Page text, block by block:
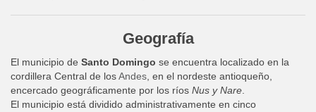
Geografía
El municipio de Santo Domingo se encuentra localizado en la
cordillera Central de losAndes , en el nordeste antioqueño,
encercado geográficamente por los ríos Nus y Nare
El municipio está dividido administrativamente en cinco